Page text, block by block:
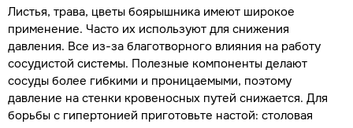
Листья, трава, цветы боярышника имеют широкое
применение. Часто их используют для снижения
давления. Все из-за благотворного влияния на работу
сосудистой системы. Полезные компоненты делают
сосуды более гибкими и проницаемыми, поэтому
давление на стенки кровеносных путей снижается. Для
борьбы с гипертонией приготовьте настой: столовая